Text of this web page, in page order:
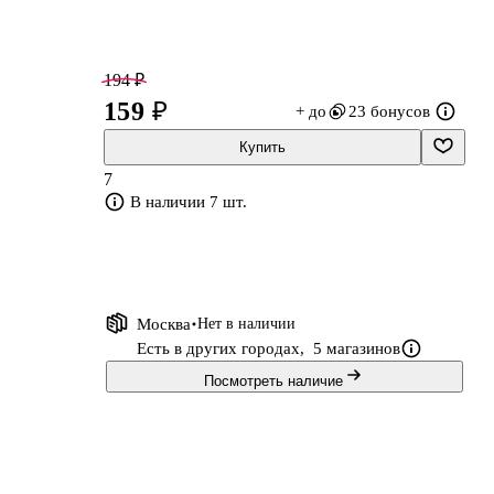
194 ₽
159 ₽ + до 23 бонусов
Купить
7
В наличии 7 шт.
Москва Нет в наличии
Есть в других городах, 5 магазинов
Посмотреть наличие